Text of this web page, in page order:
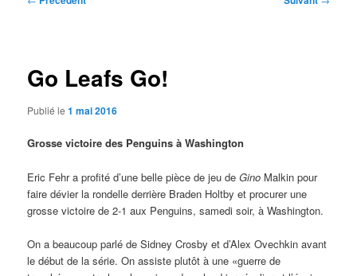
Go Leafs Go!
Publié le1 mai 2016
Grosse victoire des Penguins à Washington
Eric Fehr a profité d’une belle pièce de jeu deGino Malkin pour
faire dévier la rondelle derrière Braden Holtby et procurer une
grosse victoire de 2-1 aux Penguins, samedi soir, à Washington.
On a beaucoup parlé de Sidney Crosby et d’Alex Ovechkin avant
le début de la série. On assiste plutôt à une «guerre de